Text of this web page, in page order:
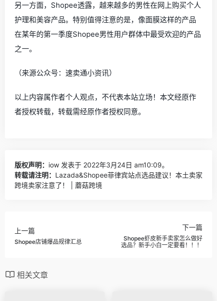
另一方面，Shopee透露，越来越多的男性在网上购买个人
护理和美容产品。特别值得注意的是，像面膜这样的产品
在某年的第一季度Shopee男性用户群体中最受欢迎的产品
之一。
（来源公众号：速卖通小资讯）
以上内容属作者个人观点，不代表本站立场！本文经原作
者授权转载，转载需经原作者授权同意。
版权声明： iow 发表于 2022年3月24日 am10:09。
转载请注明： Lazada&Shopee菲律宾站点选品建议！本土卖家
跨境卖家注意了！ | 蘑菇跨境
上一篇
Shopee店铺爆品规律汇总
下一篇
Shopee虾皮新手卖家怎么做好
选品？新手小白一定要看！！！
相关文章